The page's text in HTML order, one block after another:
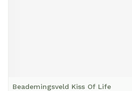
Beademingsveld Kiss Of Life